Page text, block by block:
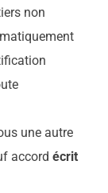
non
une autre
accord écrit